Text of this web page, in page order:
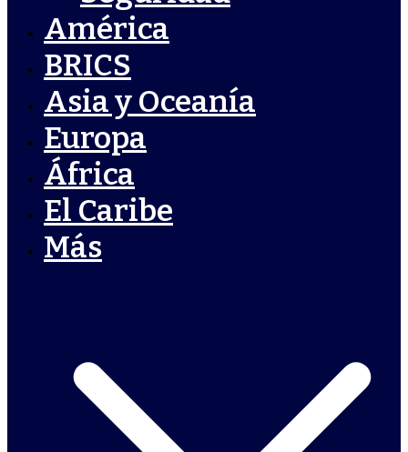
América
BRICS
Asia y Oceanía
Europa
África
El Caribe
Más